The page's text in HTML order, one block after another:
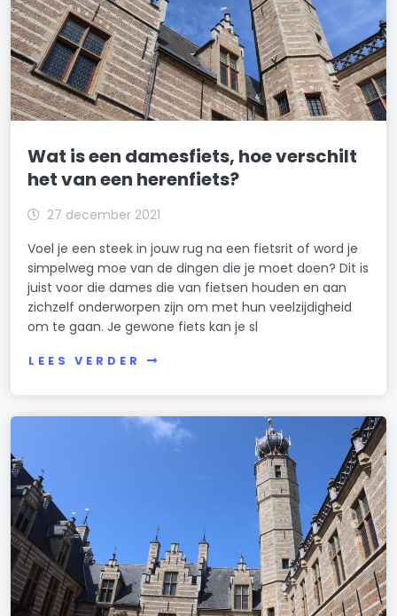
Wat is een damesfiets, hoe verschilt
het van een herenfiets?
27 december 2021
Voel je een steek in jouw rug na een fietsrit of word je
simpelweg moe van de dingen die je moet doen? Dit is
juist voor die dames die van fietsen houden en aan
zichzelf onderworpen zijn om met hun veelzijdigheid
om te gaan. Je gewone fiets kan je sl
LEES VERDER